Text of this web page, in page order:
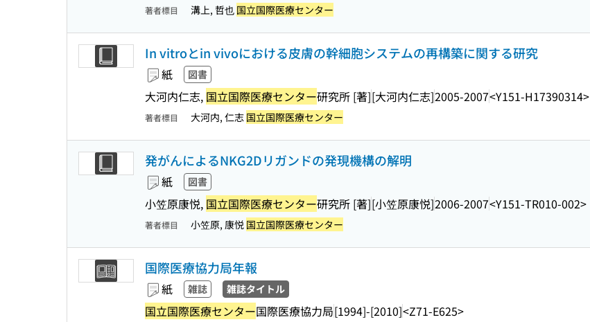
著者標目 溝上, 哲也 国立国際医療センター
In vitroとin vivoにおける皮膚の幹細胞システムの再構築に関する研究
紙 図書
大河内仁志, 国立国際医療センター研究所 [著][大河内仁志]2005-2007<Y151-H17390314>
著者標目 大河内, 仁志 国立国際医療センター
発がんによるNKG2Dリガンドの発現機構の解明
紙 図書
小笠原康悦, 国立国際医療センター研究所 [著][小笠原康悦]2006-2007<Y151-TR010-002>
著者標目 小笠原, 康悦 国立国際医療センター
国際医療協力局年報
紙 雑誌 雑誌タイトル
国立国際医療センター国際医療協力局[1994]-[2010]<Z71-E625>